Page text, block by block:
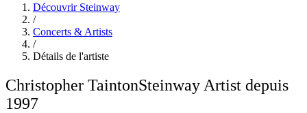
Découvrir Steinway
/
Concerts & Artists
/
Détails de l'artiste
Christopher TaintonSteinway Artist depuis
1997